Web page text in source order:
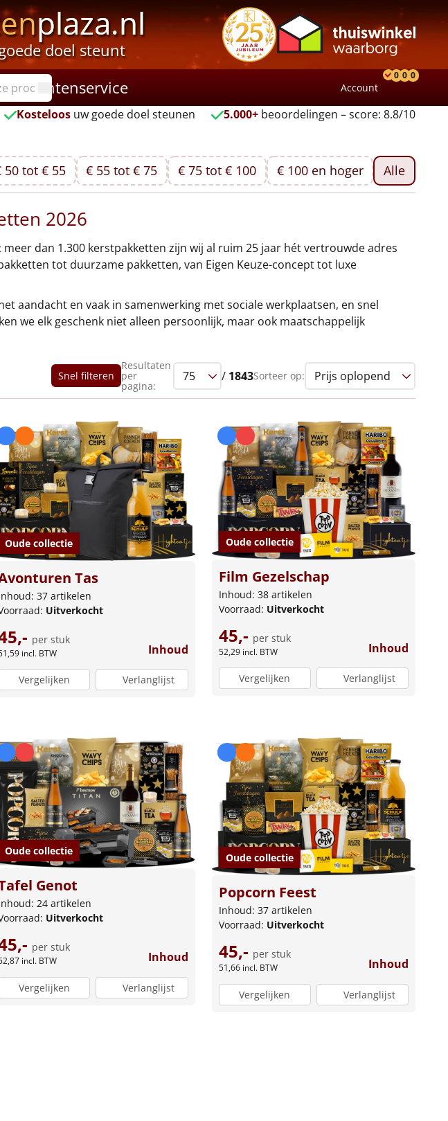
plaza.nl
doel steunt
Klantenservice Account
0 0 0
Kosteloos uw goede doel steunen 5.000+ beoordelingen – score: 8.8/10
50 tot € 55 € 55 tot € 75 € 75 tot € 100 € 100 en hoger Alle
2026
dan 1.300 kerstpakketten zijn wij al ruim 25 jaar hét vertrouwde adres
tot duurzame pakketten, van Eigen Keuze-concept tot luxe
aandacht en vaak in samenwerking met sociale werkplaatsen, en snel
we elk geschenk niet alleen persoonlijk, maar ook maatschappelijk
Snel filteren
Resultaten
per
pagina:
/ 1843Sorteer op:
Oude collectie
Tas
37 artikelen
Uitverkocht
per stuk
incl. BTW Inhoud
Vergelijken Verlanglijst
Oude collectie
Film Gezelschap
Inhoud: 38 artikelen
Voorraad: Uitverkocht
45,- per stuk
52,29 incl. BTW Inhoud
Vergelijken Verlanglijst
Oude collectie
Genot
24 artikelen
Uitverkocht
per stuk
incl. BTW Inhoud
Vergelijken Verlanglijst
Oude collectie
Popcorn Feest
Inhoud: 37 artikelen
Voorraad: Uitverkocht
45,- per stuk
51,66 incl. BTW Inhoud
Vergelijken Verlanglijst